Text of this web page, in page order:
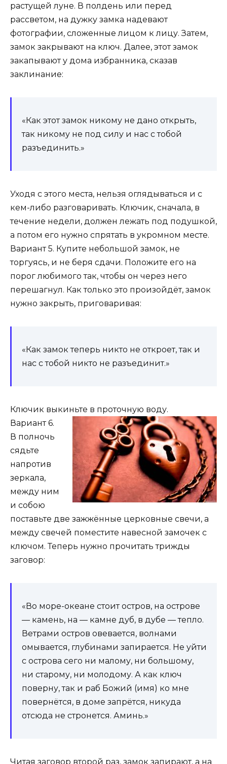
растущей луне. В полдень или перед
рассветом, на дужку замка надевают
фотографии, сложенные лицом к лицу. Затем,
замок закрывают на ключ. Далее, этот замок
закапывают у дома избранника, сказав
заклинание:
«Как этот замок никому не дано открыть,
так никому не под силу и нас с тобой
разъединить.»
Уходя с этого места, нельзя оглядываться и с
кем-либо разговаривать. Ключик, сначала, в
течение недели, должен лежать под подушкой,
а потом его нужно спрятать в укромном месте.
Вариант 5. Купите небольшой замок, не
торгуясь, и не беря сдачи. Положите его на
порог любимого так, чтобы он через него
перешагнул. Как только это произойдёт, замок
нужно закрыть, приговаривая:
«Как замок теперь никто не откроет, так и
нас с тобой никто не разъединит.»
Ключик выкиньте в проточную воду.
Вариант 6.
В полночь
сядьте
напротив
зеркала,
между ним
и собою
поставьте две зажжённые церковные свечи, а
между свечей поместите навесной замочек с
ключом. Теперь нужно прочитать трижды
заговор:
«Во море-океане стоит остров, на острове
— камень, на — камне дуб, в дубе — тепло.
Ветрами остров овевается, волнами
омывается, глубинами запирается. Не уйти
с острова сего ни малому, ни большому,
ни старому, ни молодому. А как ключ
поверну, так и раб Божий (имя) ко мне
повернётся, в доме запрётся, никуда
отсюда не стронется. Аминь.»
Читая заговор второй раз, замок запирают, а на